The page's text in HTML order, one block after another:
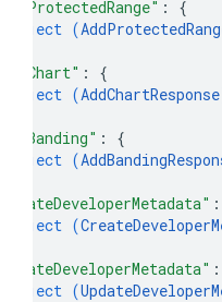
"addProtectedRange" : {
object (
"addChart" : {
object (AddChartResponse
"addBanding" : {
object (
"createDeveloperMetadata" :
object (
"updateDeveloperMetadata" :
object (